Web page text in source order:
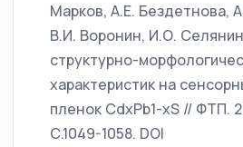
Марков, А.Е. Бездетнова,
В.И. Воронин, И.О.
структурно-
характеристик на
пленок CdxPb1-xS // ФТП.
С.1049-1058. DOI